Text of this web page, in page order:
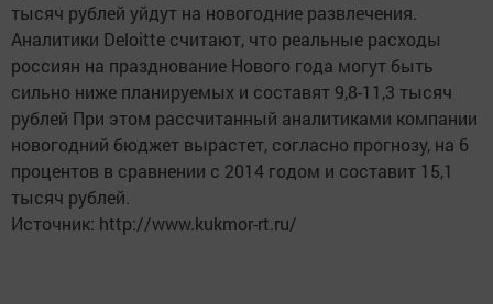
тысяч рублей уйдут на новогодние развлечения.
Аналитики Deloitte считают, что реальные расходы
россиян на празднование Нового года могут быть
сильно ниже планируемых и составят 9,8-11,3 тысяч
рублей При этом рассчитанный аналитиками компании
новогодний бюджет вырастет, согласно прогнозу, на 6
процентов в сравнении с 2014 годом и составит 15,1
тысяч рублей.
Источник: http://www.kukmor-rt.ru/